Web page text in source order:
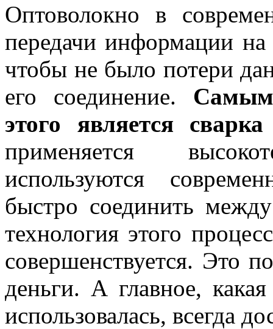
Оптоволокно в
передачи информации
чтобы не было потери
его соединение.
этого является
применяется
используются
быстро соединить
технология этого
совершенствуется. Это
деньги. А главное,
использовалась, всегда